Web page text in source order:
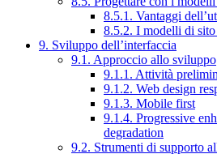
8.5.1. Vantaggi
8.5.2. I modelli di
9. Sviluppo dell’interfaccia
9.1. Approccio allo sviluppo
9.1.1. Attività
9.1.2. Web design
9.1.3. Mobile first
9.1.4. Progressive
degradation
9.2. Strumenti di supporto